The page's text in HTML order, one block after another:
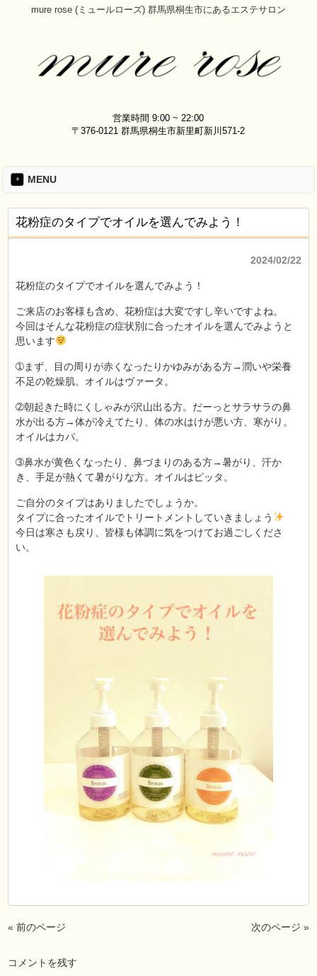
mure rose (ミュールローズ) 群馬県桐生市にあるエステサロン
営業時間 9:00 ~ 22:00
〒376-0121 群馬県桐生市新里町新川571-2
MENU
花粉症のタイプでオイルを選んでみよう！
2024/02/22
花粉症のタイプでオイルを選んでみよう！
ご来店のお客様も含め、花粉症は大変ですし辛いですよね。
今回はそんな花粉症の症状別に合ったオイルを選んでみようと
思います
➀まず、目の周りが赤くなったりかゆみがある方→潤いや栄養
不足の乾燥肌。オイルはヴァータ。
➁朝起きた時にくしゃみが沢山出る方。だーっとサラサラの鼻
水が出る方→体が冷えてたり、体の水はけが悪い方、寒がり。
オイルはカパ。
➂鼻水が黄色くなったり、鼻づまりのある方→暑がり、汗か
き、手足が熱くて暑がりな方。オイルはピッタ。
ご自分のタイプはありましたでしょうか。
タイプに合ったオイルでトリートメントしていきましょう
今日は寒さも戻り、皆様も体調に気をつけてお過ごしくださ
い。
« 前のページ 次のページ »
コメントを残す